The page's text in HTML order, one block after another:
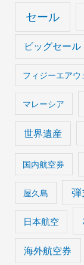
セール
ビッグセール
フィジーエアウ
マレーシア
世界遺産
国内航空券
屋久島 弾
日本航空
海外航空券